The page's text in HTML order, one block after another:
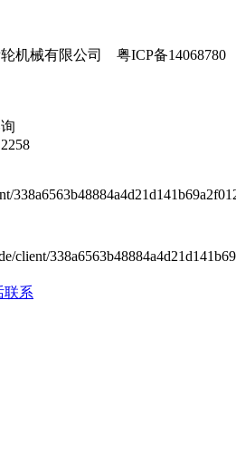
机械有限公司 粤ICP备14068780
联系